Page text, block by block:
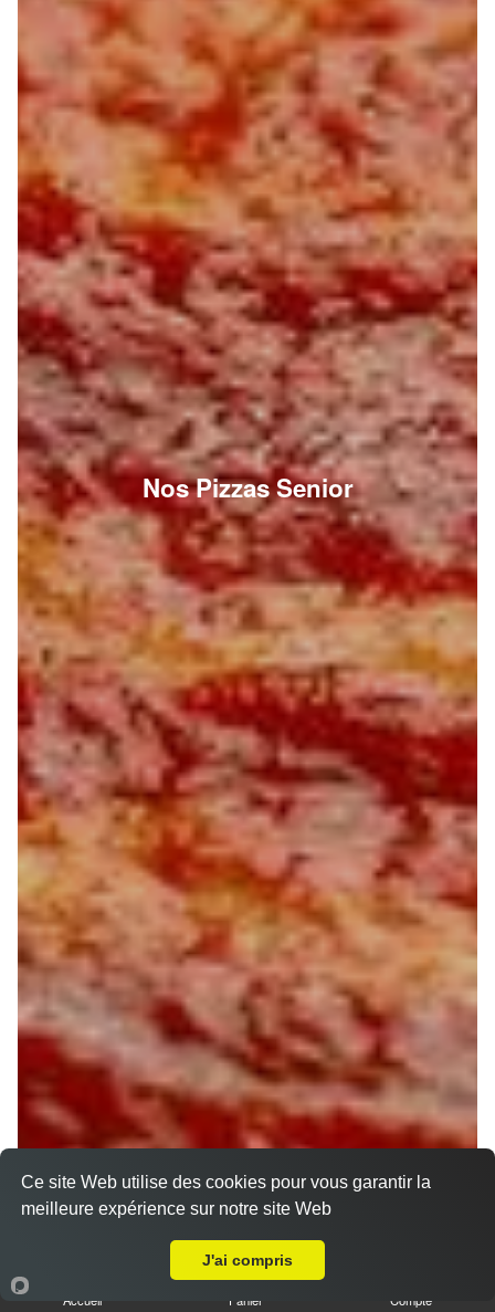
Nos Pizzas Senior
Accueil Panier Compte
Ce site Web utilise des cookies pour vous garantir la
meilleure expérience sur notre site Web
J'ai compris